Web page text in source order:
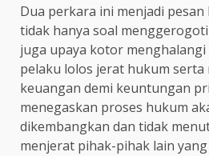
Dua perkara ini menjadi
tidak hanya soal
juga upaya kotor
pelaku lolos jerat hukum serta
keuangan demi keuntungan
menegaskan proses hukum
dikembangkan dan tidak
menjerat pihak-pihak lain